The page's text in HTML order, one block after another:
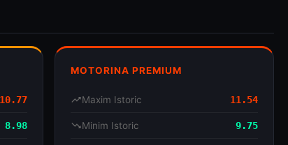
10.77
8.98
MOTORINA PREMIUM
trending_upMaxim Istoric 11.54
trending_downMinim Istoric 9.75